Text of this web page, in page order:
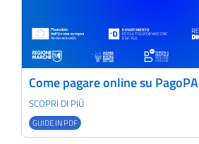
Come pagare online su PagoPA
SCOPRI DI PIÙ
GUIDE IN PDF